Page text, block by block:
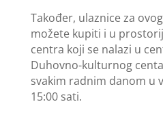
Također, ulaznice za
možete kupiti i u
centra koji se nalazi u
Duhovno-kulturnog
svakim radnim danom u
15:00 sati.